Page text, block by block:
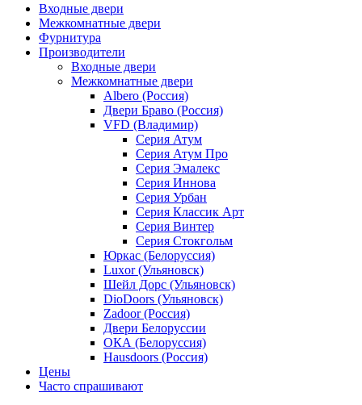
Входные двери
Межкомнатные двери
Фурнитура
Производители
Входные двери
Межкомнатные двери
Albero (Россия)
Двери Браво (Россия)
VFD (Владимир)
Серия Атум
Серия Атум Про
Серия Эмалекс
Серия Иннова
Серия Урбан
Серия Классик Арт
Серия Винтер
Серия Стокгольм
Юркас (Белоруссия)
Luxor (Ульяновск)
Шейл Дорс (Ульяновск)
DioDoors (Ульяновск)
Zadoor (Россия)
Двери Белоруссии
ОКА (Белоруссия)
Hausdoors (Россия)
Цены
Часто спрашивают